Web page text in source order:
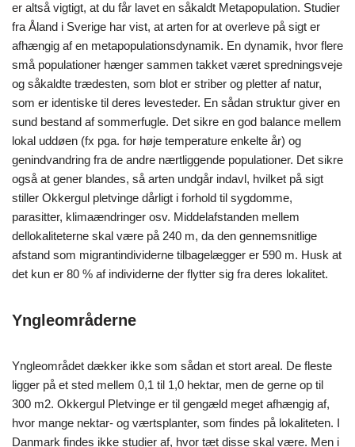
er altså vigtigt, at du får lavet en såkaldt Metapopulation. Studier
fra Åland i Sverige har vist, at arten for at overleve på sigt er
afhængig af en metapopulationsdynamik. En dynamik, hvor flere
små populationer hænger sammen takket været spredningsveje
og såkaldte trædesten, som blot er striber og pletter af natur,
som er identiske til deres levesteder. En sådan struktur giver en
sund bestand af sommerfugle. Det sikre en god balance mellem
lokal uddøen (fx pga. for høje temperature enkelte år) og
genindvandring fra de andre nærtliggende populationer. Det sikre
også at gener blandes, så arten undgår indavl, hvilket på sigt
stiller Okkergul pletvinge dårligt i forhold til sygdomme,
parasitter, klimaændringer osv. Middelafstanden mellem
dellokaliteterne skal være på 240 m, da den gennemsnitlige
afstand som migrantindividerne tilbagelægger er 590 m. Husk at
det kun er 80 % af individerne der flytter sig fra deres lokalitet.
Yngleområderne
Yngleområdet dækker ikke som sådan et stort areal. De fleste
ligger på et sted mellem 0,1 til 1,0 hektar, men de gerne op til
300 m2. Okkergul Pletvinge er til gengæld meget afhængig af,
hvor mange nektar- og værtsplanter, som findes på lokaliteten. I
Danmark findes ikke studier af, hvor tæt disse skal være. Men i